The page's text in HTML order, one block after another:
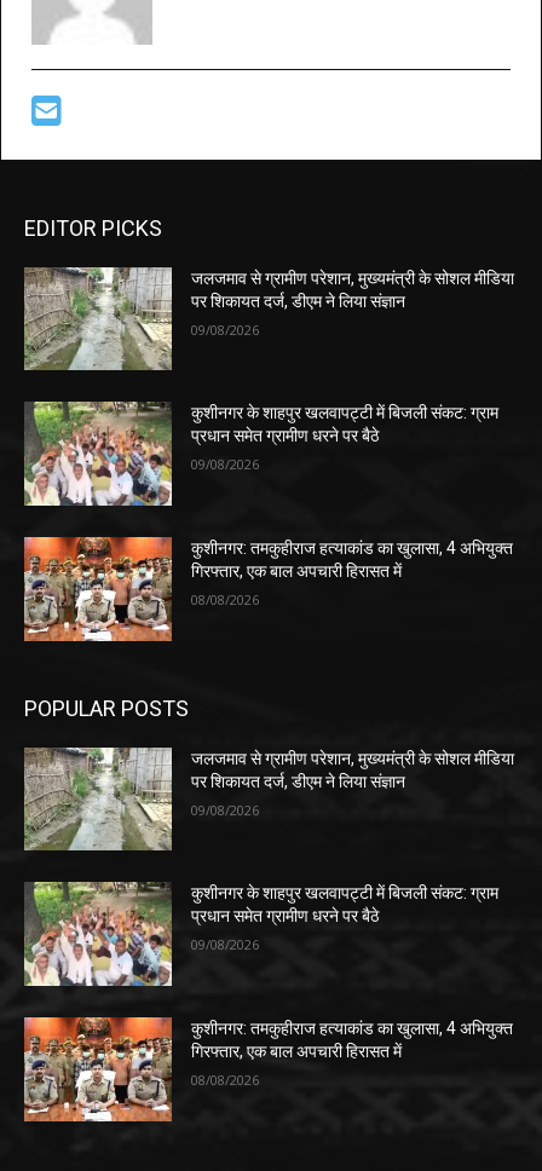
EDITOR PICKS
जलजमाव से ग्रामीण परेशान, मुख्यमंत्री के सोशल मीडिया
पर शिकायत दर्ज, डीएम ने लिया संज्ञान
09/08/2026
कुशीनगर के शाहपुर खलवापट्टी में बिजली संकट: ग्राम
प्रधान समेत ग्रामीण धरने पर बैठे
09/08/2026
कुशीनगर: तमकुहीराज हत्याकांड का खुलासा, 4 अभियुक्त
गिरफ्तार, एक बाल अपचारी हिरासत में
08/08/2026
POPULAR POSTS
जलजमाव से ग्रामीण परेशान, मुख्यमंत्री के सोशल मीडिया
पर शिकायत दर्ज, डीएम ने लिया संज्ञान
09/08/2026
कुशीनगर के शाहपुर खलवापट्टी में बिजली संकट: ग्राम
प्रधान समेत ग्रामीण धरने पर बैठे
09/08/2026
कुशीनगर: तमकुहीराज हत्याकांड का खुलासा, 4 अभियुक्त
गिरफ्तार, एक बाल अपचारी हिरासत में
08/08/2026